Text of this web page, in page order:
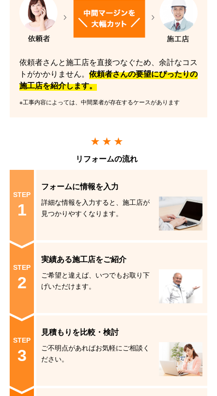
依頼者さんと施工店を直接つなぐため、余計なコス
トがかかりません。 依頼者さんの要望にぴったりの
施工店を紹介します。
※工事内容によっては、中間業者が存在するケースがあります
リフォームの流れ
STEP
1
フォームに情報を入力
詳細な情報を入力すると、施工店が
見つかりやすくなります。
STEP
2
実績ある施工店をご紹介
ご希望と違えば、いつでもお取り下
げいただけます。
STEP
3
見積もりを比較・検討
ご不明点があればお気軽にご相談く
ださい。